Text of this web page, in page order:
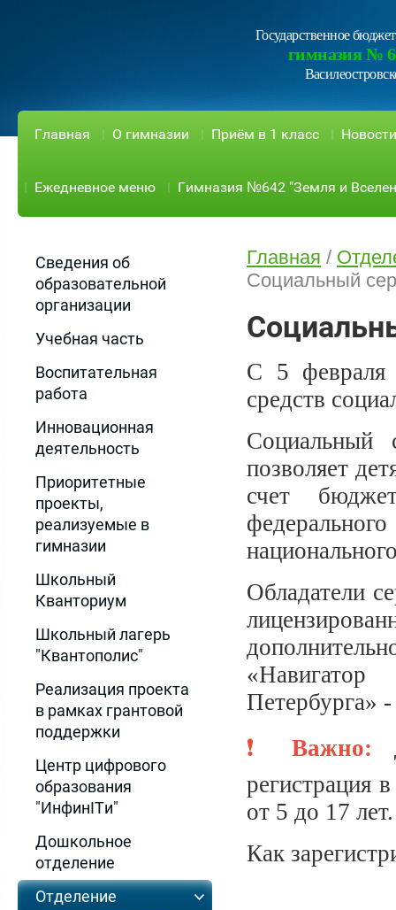
Государственное
гимназия №
Главная О гимназии Приём в 1 класс Новости
Ежедневное меню Гимназия №642 "Земля и
Сведения об
образовательной
организации
Учебная часть
Воспитательная
работа
Инновационная
деятельность
Приоритетные
проекты,
реализуемые в
гимназии
Школьный
Кванториум
Школьный лагерь
"Квантополис"
Реализация проекта
в рамках грантовой
поддержки
Центр цифрового
образования
"ИнфинITи"
Дошкольное
отделение
Отделение
Главная /
Социальный
С 5 февраля
средств
Социальный
позволяет
счет
Обладатели
«Навигатор
Петербурга»
❗Важно:
регистрация
от 5 до 17 лет.
Как